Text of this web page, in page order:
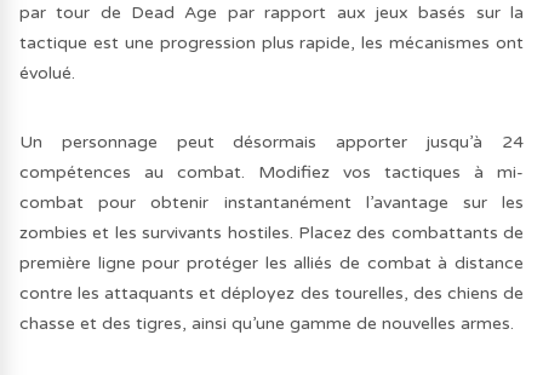
par tour de Dead Age par rapport aux jeux basés sur la
tactique est une progression plus rapide, les mécanismes ont
évolué.
Un personnage peut désormais apporter jusqu’à 24
compétences au combat. Modifiez vos tactiques à mi-
combat pour obtenir instantanément l’avantage sur les
zombies et les survivants hostiles. Placez des combattants de
première ligne pour protéger les alliés de combat à distance
contre les attaquants et déployez des tourelles, des chiens de
chasse et des tigres, ainsi qu’une gamme de nouvelles armes.